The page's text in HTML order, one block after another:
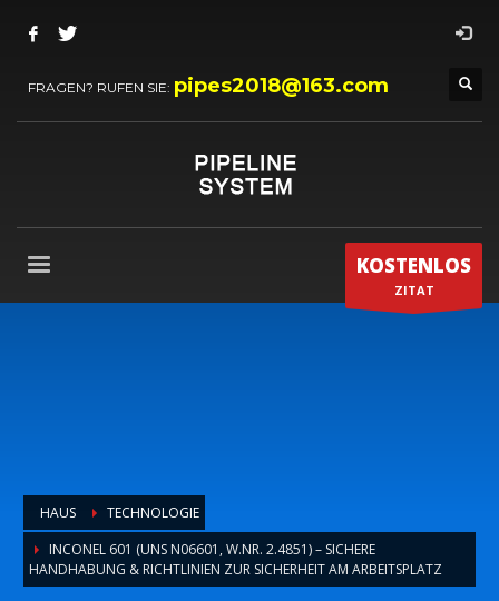
FRAGEN? RUFEN SIE: pipes2018@163.com
KOSTENLOS
ZITAT
HAUS
TECHNOLOGIE
INCONEL 601 (UNS N06601, W.NR. 2.4851) – SICHERE
HANDHABUNG & RICHTLINIEN ZUR SICHERHEIT AM ARBEITSPLATZ